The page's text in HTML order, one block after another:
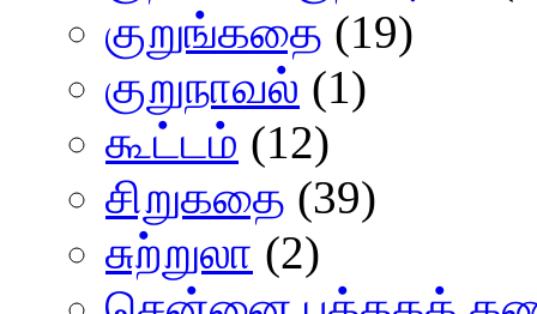
குறுங்கதை (19)
குறுநாவல் (1)
கூட்டம் (12)
சிறுகதை (39)
சுற்றுலா (2)